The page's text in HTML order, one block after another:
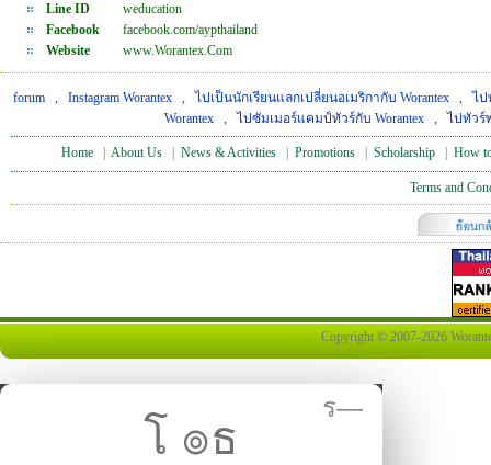
Line ID
weducation
Facebook
facebook.com/aypthailand
Website
www.Worantex.Com
forum , Instagram Worantex , ไปเป็นนักเรียนแลกเปลี่ยนอเมริกากับ Worantex , ไป
Worantex, ไปซัมเมอร์แคมป์ทัวร์กับ Worantex, ไปทัวร์
Home About Us News & Activities Promotions Scholarship How
Terms and
Copyright © 2007-2026
โ ๏ธ
ร—